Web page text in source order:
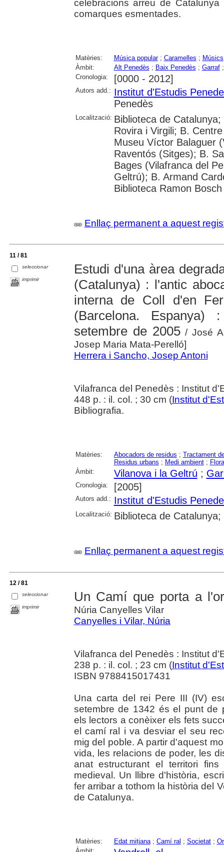
celebracions arreu de
comarques esmentades.
Matèries: Música popular; Caramelles ; Músics
Àmbit:
Alt Penedès ; Baix Penedès ; Garraf
Cronologia:
[0000 - 2012]
Autors add.: Institut d'Estudis
Penedès
Localització: Biblioteca de
Rovira i Virgili; B.
Museu Víctor Balaguer
Raventós (Sitges); B.
Bages (Vilafranca del
Geltrú); B. Armand
Biblioteca Ramon
Enllaç permanent a aquest
11 / 81
seleccionar
imprimir
Estudi d'una àrea
(Catalunya) : l'antic
interna de Coll d'en
(Barcelona.
setembre de 2005/ José
Josep Maria Mata-Perelló]
Herrera i Sancho, Josep Antoni
Vilafranca del Penedès : Institut
448 p. : il. col. ; 30 cm (Institut
Bibliografia.
Matèries: Abocadors de residus ; Tractament
Residus urbans ; Medi ambient; Flora
Àmbit:
Vilanova i la Geltrú ;
Cronologia: [2005]
Autors add.: Institut d'Estudis
Localització: Biblioteca de
Enllaç permanent a aquest
12 / 81
seleccionar
imprimir
Un Camí que porta a
Núria Canyelles Vilar
Canyelles i Vilar, Núria
Vilafranca del Penedès : Institut
238 p. : il. col. ; 23 cm (Institut
ISBN 9788415017431
Una carta del rei Pere III (IV)
setembre de 1342 és el punt de
els lectors a conèixer els fets
el camí ral i va desviar el seu
mig del poble. A partir d'aquest
vida, les relacions de poder, les
anat estructurant el territori
medieval. Un llibre d'història,
fer arribar a tothom la història del
de Catalunya.
Matèries: Edat mitjana; Camí ral ; Societat;